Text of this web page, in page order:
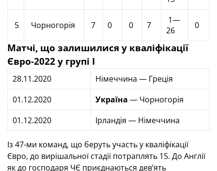
5 Чорногорія 7 0 0 7
1—
26
0
Матчі, що залишилися у кваліфікації
Євро-2022 у групі I
28.11.2020
Німеччина — Греція
01.12.2020
Україна — Чорногорія
01.12.2020
Ірландія — Німеччина
Із 47-ми команд, що беруть участь у кваліфікації
Євро, до вирішальної стадії потраплять 15. До Англії
як до господаря ЧЄ приєднаються дев’ять